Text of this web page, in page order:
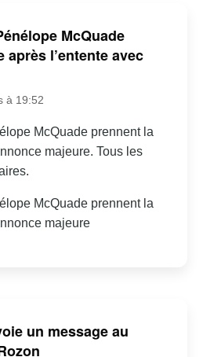
McQuade
l’entente avec
à 19:52
McQuade prennent la
majeure. Tous les
McQuade prennent la
majeure
un message au